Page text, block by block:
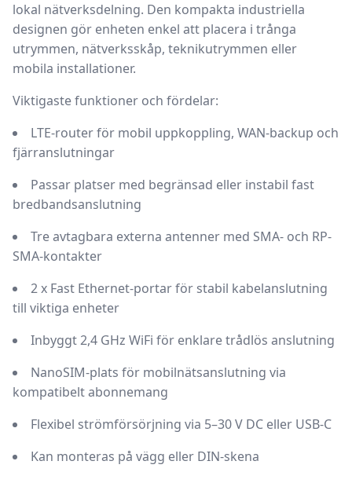
lokal nätverksdelning. Den kompakta industriella
designen gör enheten enkel att placera i trånga
utrymmen, nätverksskåp, teknikutrymmen eller
mobila installationer.
Viktigaste funktioner och fördelar:
LTE-routerför mobil uppkoppling, WAN-backup och
fjärranslutningar
Passar platser med begränsad eller instabil fast
bredbandsanslutning
Tre avtagbara externa antenner med SMA- och RP-
SMA-kontakter
2 x Fast Ethernet-portarför stabil kabelanslutning
till viktiga enheter
Inbyggt2,4 GHz WiFi för enklare trådlös anslutning
NanoSIM-plats för mobilnätsanslutning via
kompatibelt abonnemang
Flexibel strömförsörjning via 5–30 V DC eller USB-C
Kan monteras på vägg eller DIN-skena